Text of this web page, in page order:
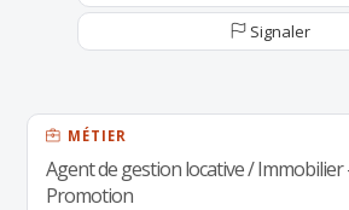
Signaler
MÉTIER
Agent de gestion locative /
Promotion